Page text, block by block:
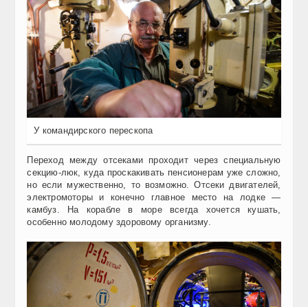
У командирского перескопа
Переход между отсеками проходит через специальную
секцию-люк, куда проскакивать пенсионерам уже сложно,
но если мужественно, то возможно. Отсеки двигателей,
электромоторы и конечно главное место на лодке —
камбуз. На корабле в море всегда хочется кушать,
особенно молодому здоровому организму.